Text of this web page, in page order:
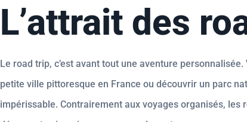
L’attrait des
Le road trip, c’est avant tout une aventure
petite ville pittoresque en France ou découvrir un parc
impérissable. Contrairement aux voyages organisés,